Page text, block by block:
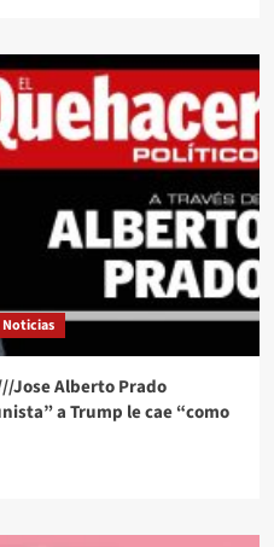
Noticias
Jose Alberto Prado
a Trump le cae “como